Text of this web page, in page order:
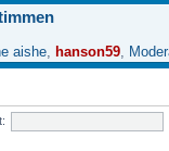
aishe hanson59